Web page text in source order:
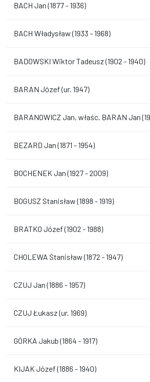
BACH Jan (1877 - 1936)
BACH Władysław (1933 - 1968)
BADOWSKI Wiktor Tadeusz (1902 - 1940)
BARAN Józef (ur. 1947)
BARANOWICZ Jan, właśc. BARAN Jan
BEZARD Jan (1871 - 1954)
BOCHENEK Jan (1927 - 2009)
BOGUSZ Stanisław (1898 - 1919)
BRATKO Józef (1902 - 1988)
CHOLEWA Stanisław (1872 - 1947)
CZUJ Jan (1886 - 1957)
CZUJ Łukasz (ur. 1969)
GÓRKA Jakub (1864 - 1917)
KIJAK Józef (1886 - 1940)